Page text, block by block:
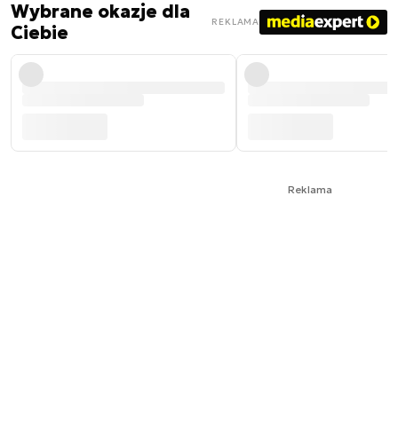
Wybrane okazje dla
Ciebie
REKLAMA
Reklama